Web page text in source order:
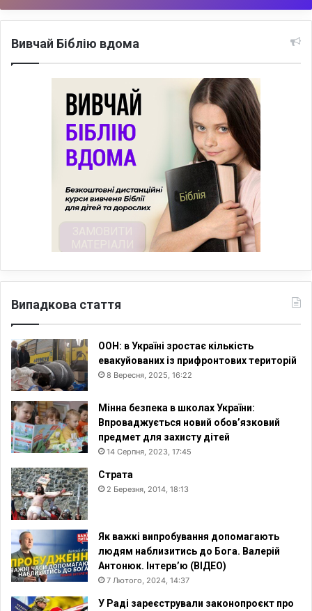
Вивчай Біблію вдома
Випадкова стаття
ООН: в Україні зростає кількість
евакуйованих із прифронтових територій
8 Вересня, 2025, 16:22
Мінна безпека в школах України:
Впроваджується новий обов’язковий
предмет для захисту дітей
14 Серпня, 2023, 17:45
Страта
2 Березня, 2014, 18:13
Як важкі випробування допомагають
людям наблизитись до Бога. Валерій
Антонюк. Інтерв’ю (ВІДЕО)
7 Лютого, 2024, 14:37
У Раді зареєстрували законопроєкт про